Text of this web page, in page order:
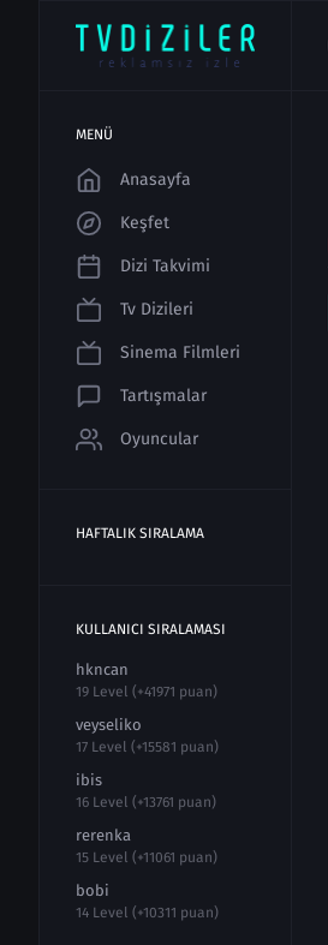
MENÜ
Anasayfa
Keşfet
Dizi Takvimi
Tv Dizileri
Sinema Filmleri
Tartışmalar
Oyuncular
HAFTALIK SIRALAMA
KULLANICI SIRALAMASI
hkncan
19 Level (+41971 puan)
veyseliko
17 Level (+15581 puan)
ibis
16 Level (+13761 puan)
rerenka
15 Level (+11061 puan)
bobi
14 Level (+10311 puan)